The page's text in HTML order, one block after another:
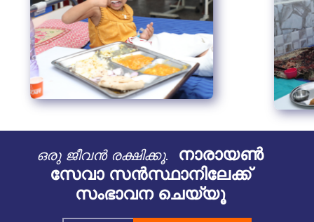
ഒരു ജീവൻ രക്ഷിക്കൂ.
നാരായൺ
സേവാ സൻസ്ഥാനിലേക്ക്
സംഭാവന ചെയ്യൂ